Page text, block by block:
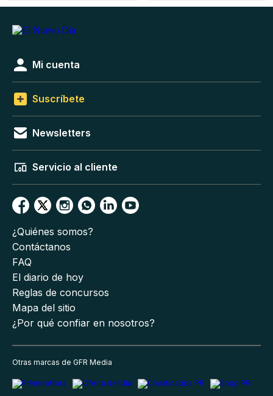
Mi cuenta
Suscríbete
Newsletters
Servicio al cliente
¿Quiénes somos?
Contáctanos
FAQ
El diario de hoy
Reglas de concursos
Mapa del sitio
¿Por qué confiar en nosotros?
Otras marcas de GFR Media